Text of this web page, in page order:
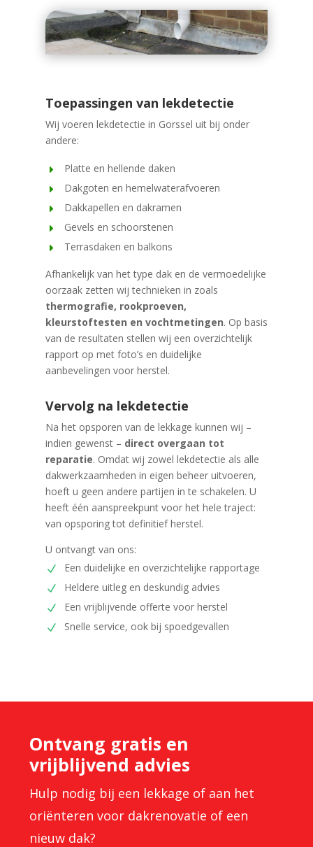
Toepassingen van lekdetectie
Wij voeren lekdetectie in Gorssel uit bij onder
andere:
Platte en hellende daken
Dakgoten en hemelwaterafvoeren
Dakkapellen en dakramen
Gevels en schoorstenen
Terrasdaken en balkons
Afhankelijk van het type dak en de vermoedelijke
oorzaak zetten wij technieken in zoals
thermografie, rookproeven,
kleurstoftesten en vochtmetingen. Op basis
van de resultaten stellen wij een overzichtelijk
rapport op met foto’s en duidelijke
aanbevelingen voor herstel.
Vervolg na lekdetectie
Na het opsporen van de lekkage kunnen wij –
indien gewenst – direct overgaan tot
reparatie. Omdat wij zowel lekdetectie als alle
dakwerkzaamheden in eigen beheer uitvoeren,
hoeft u geen andere partijen in te schakelen. U
heeft één aanspreekpunt voor het hele traject:
van opsporing tot definitief herstel.
U ontvangt van ons:
Een duidelijke en overzichtelijke rapportage
Heldere uitleg en deskundig advies
Een vrijblijvende offerte voor herstel
Snelle service, ook bij spoedgevallen
Ontvang gratis en
vrijblijvend advies
Hulp nodig bij een lekkage of aan het
oriënteren voor dakrenovatie of een
nieuw dak?